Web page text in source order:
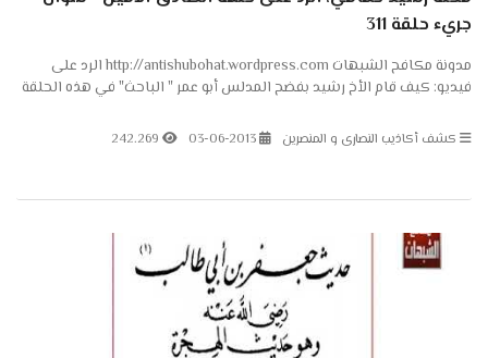
جريء حلقة 311
مدونة مكافح الشبهات http://antishubohat.wordpress.com الرد على
فيديو: كيف قام الأخ رشيد بفضح المدلس أبو عمر " الباحث" في هذه الحلقة
كشف أكاذيب النصارى و المنصرين 03-06-2013
242.269